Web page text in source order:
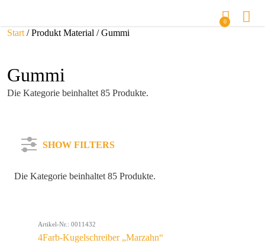
0
Start / Produkt Material / Gummi
Gummi
Die Kategorie beinhaltet 85 Produkte.
SHOW FILTERS
Farbe
Die Kategorie beinhaltet 85 Produkte.
Artikel-Nr.: 0011432
4Farb-Kugelschreiber „Marzahn“